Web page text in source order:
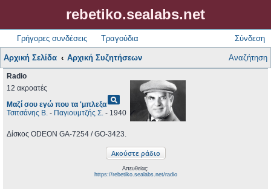
rebetiko.sealabs.net
Γρήγορες συνδέσεις Τραγούδια Σύνδεση
Αρχική Σελίδα Αρχική Συζητήσεων Αναζήτηση
Radio
12 ακροατές
Μαζί σου εγώ που τα 'μπλεξαpageview
Τσιτσάνης Β. - Παγιουμτζής Σ. - 1940
Δίσκος ODEON GA-7254 / GO-3423.
Απευθείας:
https://rebetiko.sealabs.net/radio